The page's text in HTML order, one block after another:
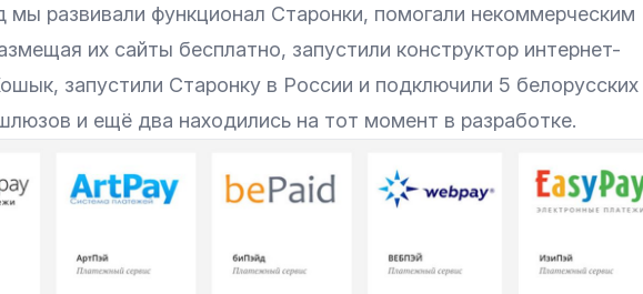
мы развивали функционал Старонки, помогали некоммерческим
их сайты бесплатно, запустили конструктор интернет-
запустили Старонку в России и подключили 5 белорусских
и ещё два находились на тот момент в разработке.